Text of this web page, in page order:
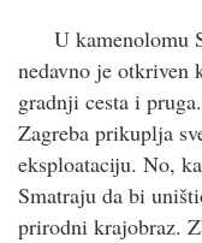
U kamenolomu
nedavno je otkriven
gradnji cesta i
Zagreba prikuplja
eksploataciju. No,
Smatraju da bi
prirodni krajobraz.